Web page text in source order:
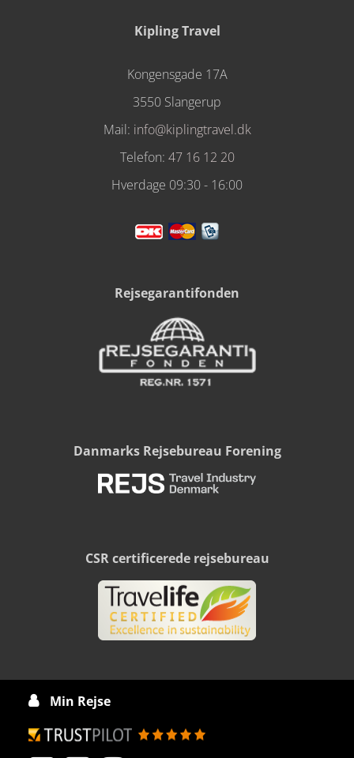
Kipling Travel
Kongensgade 17A
3550 Slangerup
Mail: info@kiplingtravel.dk
Telefon: 47 16 12 20
Hverdage 09:30 - 16:00
Rejsegarantifonden
Danmarks Rejsebureau Forening
CSR certificerede rejsebureau
 Min Rejse